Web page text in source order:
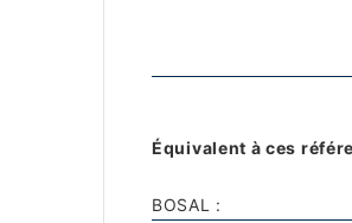
Équivalent à ces
BOSAL :